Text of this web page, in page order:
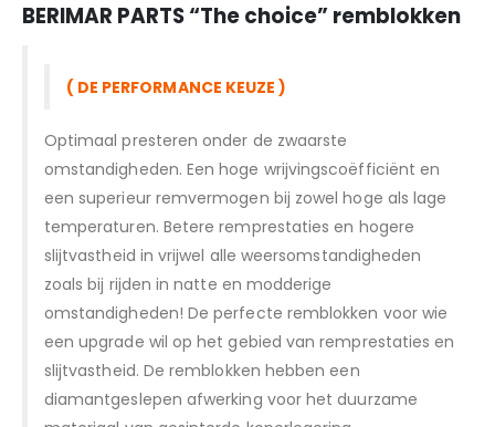
BERIMAR PARTS “The choice” remblokken
( DE PERFORMANCE KEUZE )
Optimaal presteren onder de zwaarste
omstandigheden. Een hoge wrijvingscoëfficiënt en
een superieur remvermogen bij zowel hoge als lage
temperaturen. Betere remprestaties en hogere
slijtvastheid in vrijwel alle weersomstandigheden
zoals bij rijden in natte en modderige
omstandigheden! De perfecte remblokken voor wie
een upgrade wil op het gebied van remprestaties en
slijtvastheid. De remblokken hebben een
diamantgeslepen afwerking voor het duurzame